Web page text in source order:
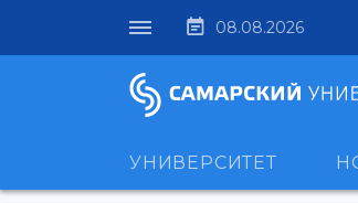
08.08.2026
УНИВЕРСИТЕТ